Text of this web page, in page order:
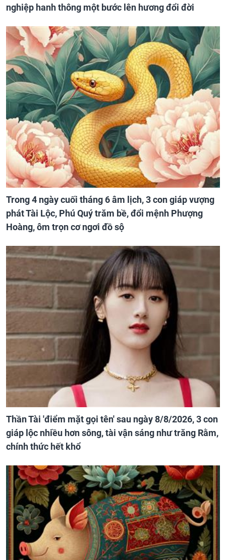
nghiệp hanh thông một bước lên hương đổi đời
Trong 4 ngày cuối tháng 6 âm lịch, 3 con giáp vượng
phát Tài Lộc, Phú Quý trăm bề, đổi mệnh Phượng
Hoàng, ôm trọn cơ ngơi đồ sộ
Thần Tài 'điểm mặt gọi tên' sau ngày 8/8/2026, 3 con
giáp lộc nhiều hơn sông, tài vận sáng như trăng Rằm,
chính thức hết khổ